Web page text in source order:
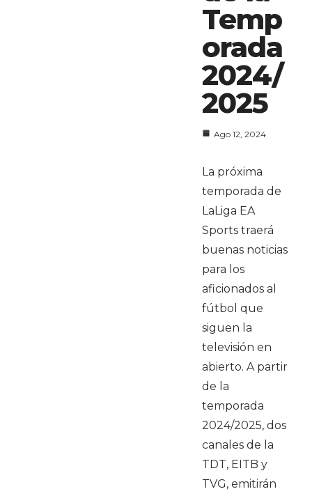
Temp
orada
2024/
2025
Ago 12, 2024
La próxima
temporada de
LaLiga EA
Sports traerá
buenas noticias
para los
aficionados al
fútbol que
siguen la
televisión en
abierto. A partir
de la
temporada
2024/2025, dos
canales de la
TDT, EITB y
TVG, emitirán